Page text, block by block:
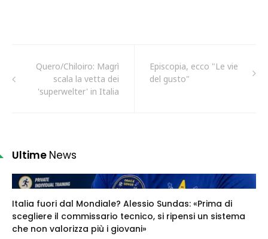
Quero/Chiloiro: Magrì
scala la vetta dei
'superwelter' in Italia
Episcopia, ecco "Le vie
del gusto"
Ultime News
Italia fuori dal Mondiale? Alessio Sundas: «Prima di
scegliere il commissario tecnico, si ripensi un sistema
che non valorizza più i giovani»